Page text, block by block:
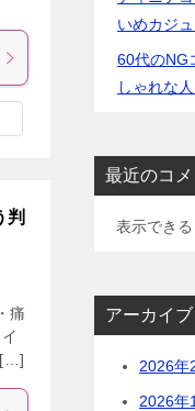
判
痛
[…]
いめカジ
60代のNG
しゃれな
最近のコメ
表示できる
アーカイブ
2026年
2026年